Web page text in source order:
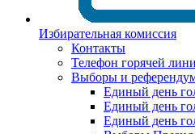
Избирательная комиссия
Контакты
Телефон горячей
Выборы и
Единый день
Единый день
Единый день